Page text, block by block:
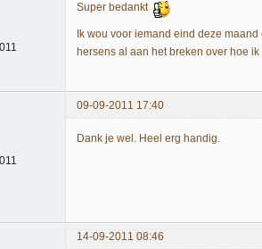
Super bedankt
Ik wou voor iemand eind deze
hersens al aan het breken over hoe
09-09-2011 17:40
Dank je wel. Heel erg handig.
14-09-2011 08:46